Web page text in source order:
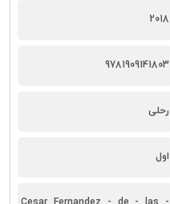
2018
9781909141803
رحلی
اول